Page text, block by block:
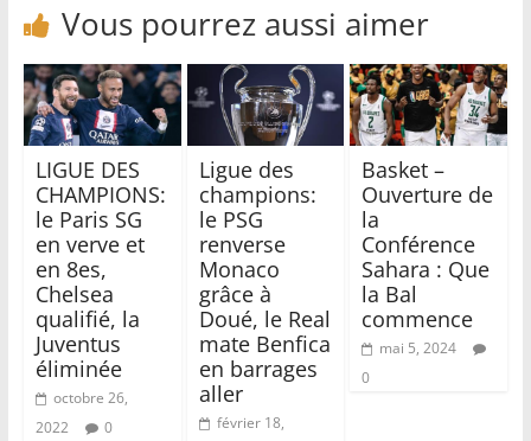
Vous pourrez aussi aimer
LIGUE DES
CHAMPIONS:
le Paris SG
en verve et
en 8es,
Chelsea
qualifié, la
Juventus
éliminée
octobre 26,
2022
0
Ligue des
champions:
le PSG
renverse
Monaco
grâce à
Doué, le Real
mate Benfica
en barrages
aller
février 18,
Basket –
Ouverture de
la
Conférence
Sahara : Que
la Bal
commence
mai 5, 2024
0